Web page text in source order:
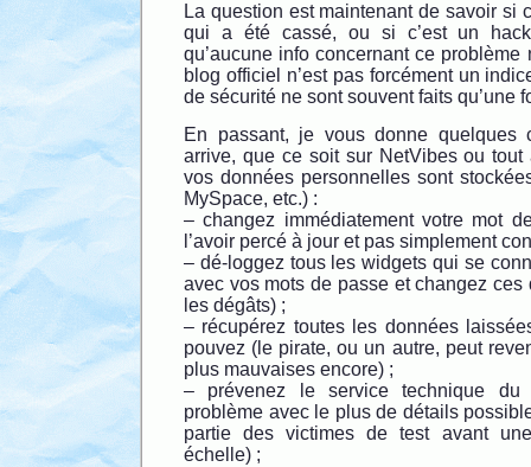
La question est maintenant de savoir si
qui a été cassé, ou si c’est un
qu’aucune info concernant ce problème
blog officiel n’est pas forcément un
de sécurité ne sont souvent faits qu’une
En passant, je vous donne quelques
arrive, que ce soit sur NetVibes ou
vos données personnelles sont
MySpace, etc.) :
– changez immédiatement votre mot
l’avoir percé à jour et pas simplement
– dé-loggez tous les widgets qui se
avec vos mots de passe et changez ces
les dégâts) ;
– récupérez toutes les données
pouvez (le pirate, ou un autre, peut
plus mauvaises encore) ;
– prévenez le service technique
problème avec le plus de détails
partie des victimes de test avant
échelle) ;